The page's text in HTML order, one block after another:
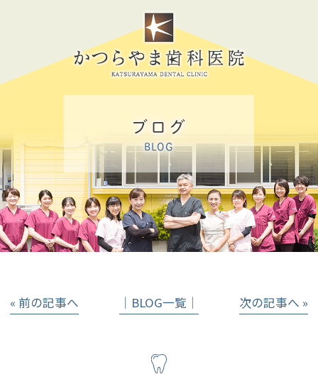
ブログ
BLOG
« 前の記事へ │BLOG一覧│ 次の記事へ »